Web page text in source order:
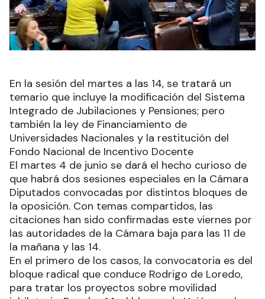
En la sesión del martes a las 14, se tratará un
temario que incluye la modificación del Sistema
Integrado de Jubilaciones y Pensiones; pero
también la ley de Financiamiento de
Universidades Nacionales y la restitución del
Fondo Nacional de Incentivo Docente
El martes 4 de junio se dará el hecho curioso de
que habrá dos sesiones especiales en la Cámara
Diputados convocadas por distintos bloques de
la oposición. Con temas compartidos, las
citaciones han sido confirmadas este viernes por
las autoridades de la Cámara baja para las 11 de
la mañana y las 14.
En el primero de los casos, la convocatoria es del
bloque radical que conduce Rodrigo de Loredo,
para tratar los proyectos sobre movilidad